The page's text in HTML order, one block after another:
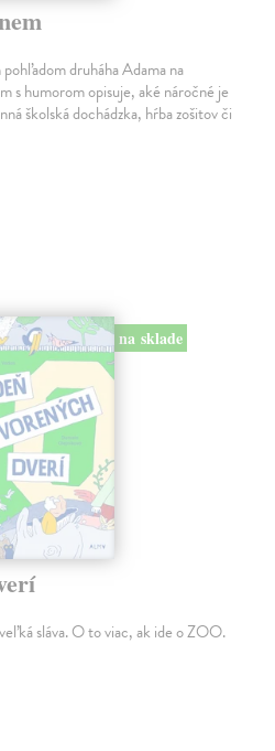
druháha Adama na
s humorom opisuje, aké náročné je
školská dochádzka, hŕba zošitov či
na sklade
sláva. O to viac, ak ide o ZOO.